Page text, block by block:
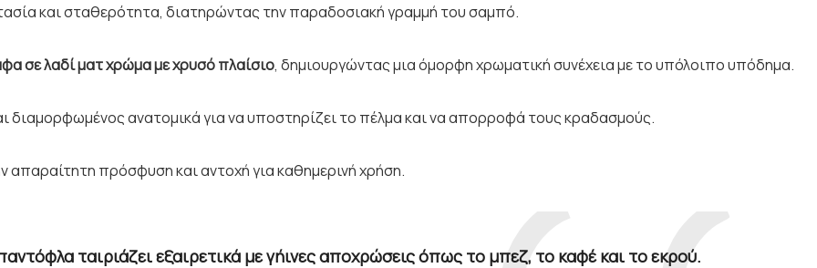
και σταθερότητα, διατηρώντας την παραδοσιακή γραμμή του σαμπό.
σε λαδί ματ χρώμα με χρυσό πλαίσιο, δημιουργώντας μια όμορφη χρωματική συνέχεια με το υπόλοιπο υπόδημα.
διαμορφωμένος ανατομικά για να υποστηρίζει το πέλμα και να απορροφά τους κραδασμούς.
απαραίτητη πρόσφυση και αντοχή για καθημερινή χρήση.
ταιριάζει εξαιρετικά με γήινες αποχρώσεις όπως το μπεζ, το καφέ και το εκρού.